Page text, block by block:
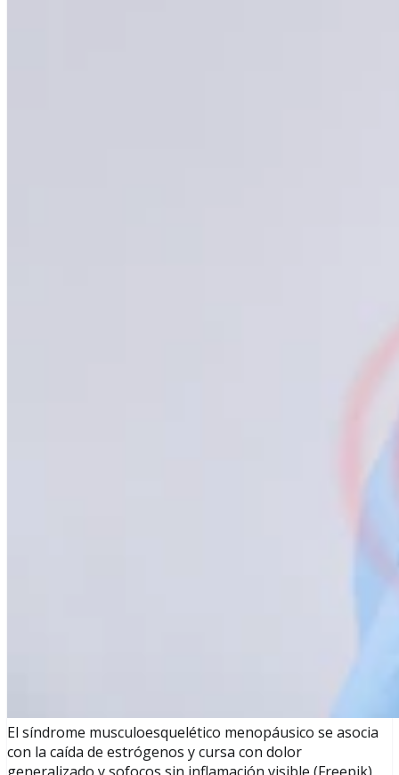
El síndrome musculoesquelético menopáusico se asocia
con la caída de estrógenos y cursa con dolor